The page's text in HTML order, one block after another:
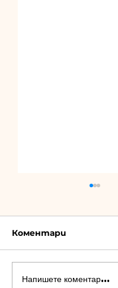
Бронзови
Коментари
Напишете коментар...